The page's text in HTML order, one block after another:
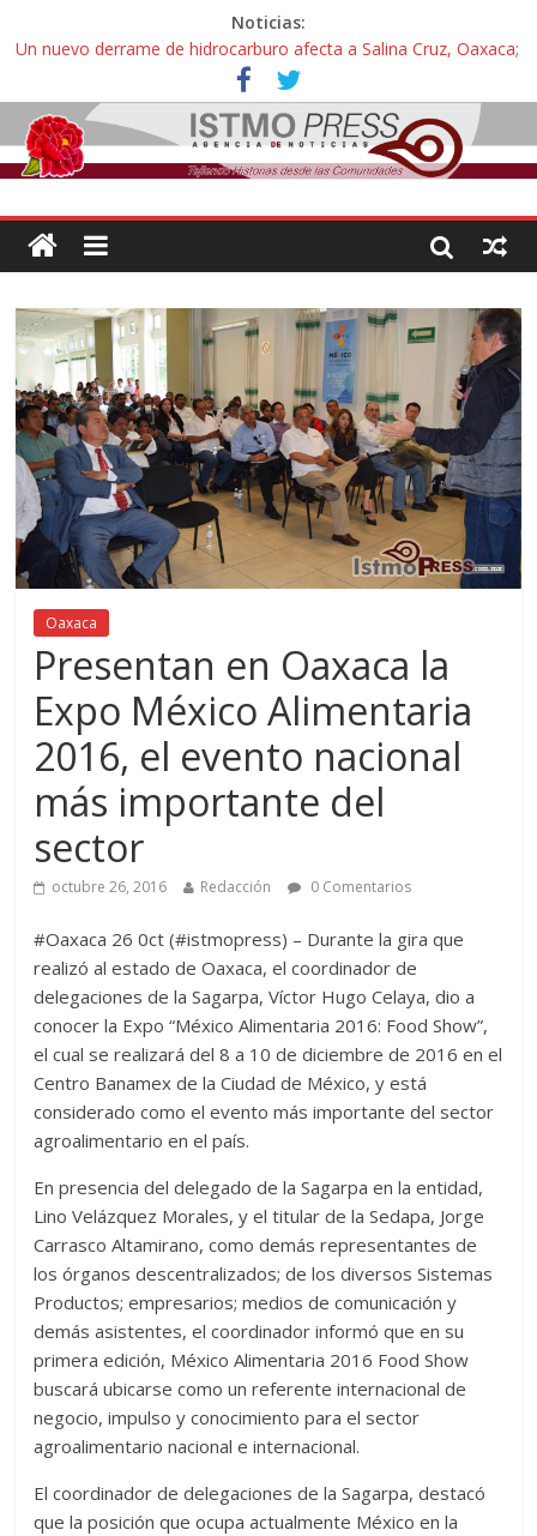
Noticias:
Un nuevo derrame de hidrocarburo afecta a Salina Cruz, Oaxaca;
ahora pescadores de Salinas del Marqués denuncian daños de
Pemex
Ángel, el joven autista expulsado por la Universidad Bienestar de
Ixtepec, Oaxaca vuelve a las aulas tras amparo
Familiares de periodista Alejandro Leyva se reúnen con titular de
intelectuales de su asesinato
Alertan pescadores de Juchitán, Oaxaca de nuevo despojo de su
Pescadores y comuneros ikoots detienen la extracción ilegal de
material pétreo de gravera Oyamel
Oaxaca
Presentan en Oaxaca la
Expo México Alimentaria
2016, el evento nacional
más importante del
sector
octubre 26, 2016 Redacción 0 Comentarios
#Oaxaca 26 0ct (#istmopress) – Durante la gira que
realizó al estado de Oaxaca, el coordinador de
delegaciones de la Sagarpa, Víctor Hugo Celaya, dio a
conocer la Expo “México Alimentaria 2016: Food Show”,
el cual se realizará del 8 a 10 de diciembre de 2016 en el
Centro Banamex de la Ciudad de México, y está
considerado como el evento más importante del sector
agroalimentario en el país.
En presencia del delegado de la Sagarpa en la entidad,
Lino Velázquez Morales, y el titular de la Sedapa, Jorge
Carrasco Altamirano, como demás representantes de
los órganos descentralizados; de los diversos Sistemas
Productos; empresarios; medios de comunicación y
demás asistentes, el coordinador informó que en su
primera edición, México Alimentaria 2016 Food Show
buscará ubicarse como un referente internacional de
negocio, impulso y conocimiento para el sector
agroalimentario nacional e internacional.
El coordinador de delegaciones de la Sagarpa, destacó
que la posición que ocupa actualmente México en la